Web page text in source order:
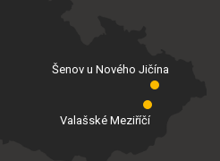
Valašské Meziříčí
Šenov u Nového Jičína